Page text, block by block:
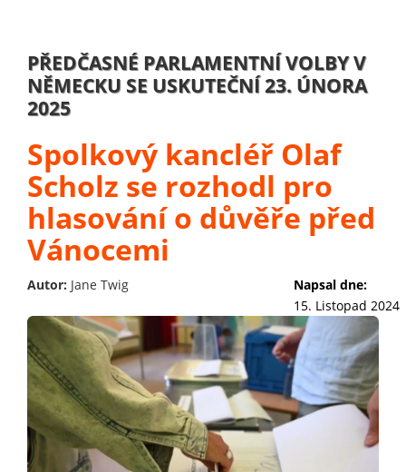
PŘEDČASNÉ PARLAMENTNÍ VOLBY V
NĚMECKU SE USKUTEČNÍ 23. ÚNORA
2025
Spolkový kancléř Olaf
Scholz se rozhodl pro
hlasování o důvěře před
Vánocemi
Autor: Jane Twig
Napsal dne:
15. Listopad 2024